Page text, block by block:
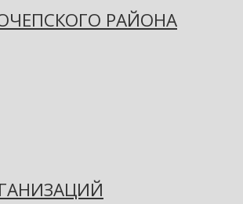
РАЙОНА